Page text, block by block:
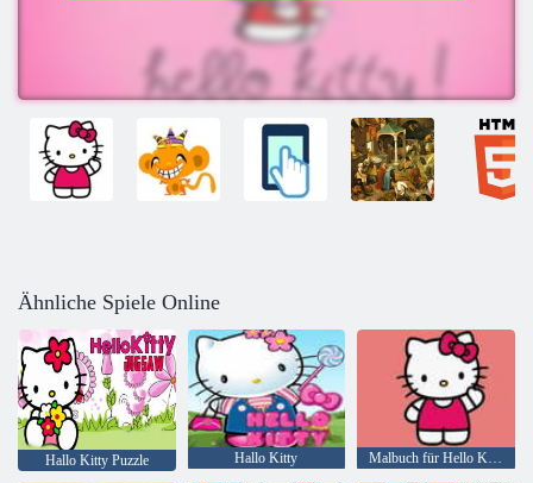
Ähnliche Spiele Online
Hallo Kitty Puzzle Hallo Kitty Malbuch für Hello Kitty